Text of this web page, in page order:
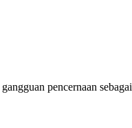
pencernaan sebagai